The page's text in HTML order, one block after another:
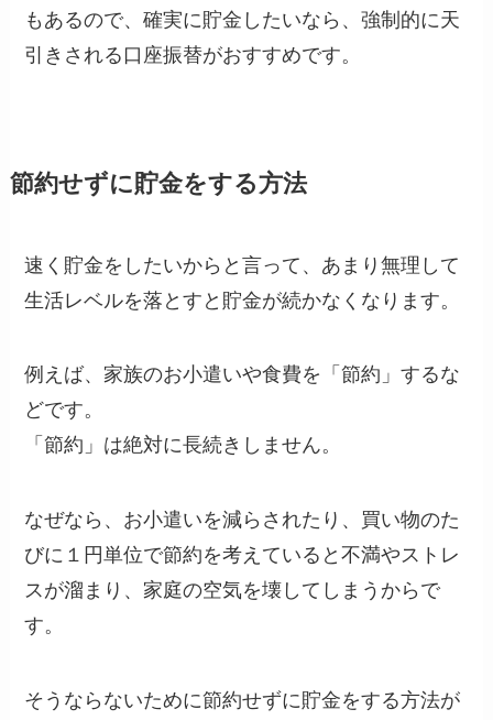
もあるので、確実に貯金したいなら、強制的に天
引きされる口座振替がおすすめです。
節約せずに貯金をする方法
速く貯金をしたいからと言って、あまり無理して
生活レベルを落とすと貯金が続かなくなります。
例えば、家族のお小遣いや食費を「節約」するな
どです。
「節約」は絶対に長続きしません。
なぜなら、お小遣いを減らされたり、買い物のた
びに１円単位で節約を考えていると不満やストレ
スが溜まり、家庭の空気を壊してしまうからで
す。
そうならないために節約せずに貯金をする方法が